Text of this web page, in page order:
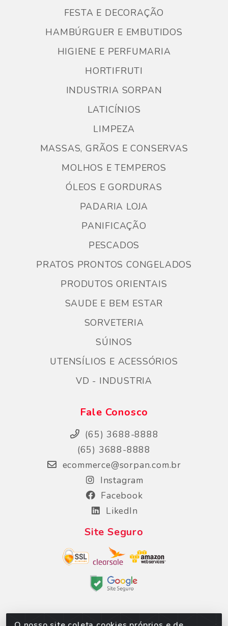
FESTA E DECORAÇÃO
HAMBÚRGUER E EMBUTIDOS
HIGIENE E PERFUMARIA
HORTIFRUTI
INDUSTRIA SORPAN
LATICÍNIOS
LIMPEZA
MASSAS, GRÃOS E CONSERVAS
MOLHOS E TEMPEROS
ÓLEOS E GORDURAS
PADARIA LOJA
PANIFICAÇÃO
PESCADOS
PRATOS PRONTOS CONGELADOS
PRODUTOS ORIENTAIS
SAUDE E BEM ESTAR
SORVETERIA
SÚINOS
UTENSÍLIOS E ACESSÓRIOS
VD - INDUSTRIA
Fale Conosco
(65) 3688-8888
(65) 3688-8888
ecommerce@sorpan.com.br
Instagram
Facebook
LikedIn
Site Seguro